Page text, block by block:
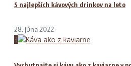
5 najlepších kávových drinkov na leto
28. júna 2022
3